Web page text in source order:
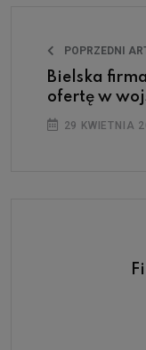
POPRZEDNI
Bielska
ofertę w
29 KWIETNIA